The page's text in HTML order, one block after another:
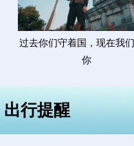
过去你们守着国，现在我
你
出行提醒